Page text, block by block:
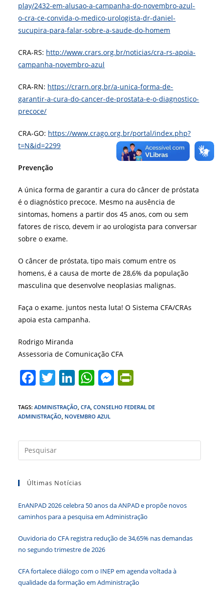
play/2432-em-alusao-a-campanha-do-novembro-azul-
o-cra-ce-convida-o-medico-urologista-dr-daniel-
sucupira-para-falar-sobre-a-saude-do-homem
CRA-RS: http://www.crars.org.br/noticias/cra-rs-apoia-
campanha-novembro-azul
CRA-RN: https://crarn.org.br/a-unica-forma-de-
garantir-a-cura-do-cancer-de-prostata-e-o-diagnostico-
precoce/
CRA-GO: https://www.crago.org.br/portal/index.php?
t=N&id=2299
Prevenção
A única forma de garantir a cura do câncer de próstata
é o diagnóstico precoce. Mesmo na ausência de
sintomas, homens a partir dos 45 anos, com ou sem
fatores de risco, devem ir ao urologista para conversar
sobre o exame.
O câncer de próstata, tipo mais comum entre os
homens, é a causa de morte de 28,6% da população
masculina que desenvolve neoplasias malignas.
Faça o exame. juntos nesta luta! O Sistema CFA/CRAs
apoia esta campanha.
Rodrigo Miranda
Assessoria de Comunicação CFA
F
c
e
b
o
k
T
itt
er
Li
k
e
dI
n
W
at
s
A
p
M
ss
n
g
tF
e
n
TAGS:ADMINISTRAÇÃO CFA CONSELHO FEDERAL DE
ADMINISTRAÇÃO NOVEMBRO AZUL
a
Últimas Notícias
EnANPAD 2026 celebra 50 anos da ANPAD e propõe novos
caminhos para a pesquisa em Administração
Ouvidoria do CFA registra redução de 34,65% nas demandas
no segundo trimestre de 2026
CFA fortalece diálogo com o INEP em agenda voltada à
qualidade da formação em Administração